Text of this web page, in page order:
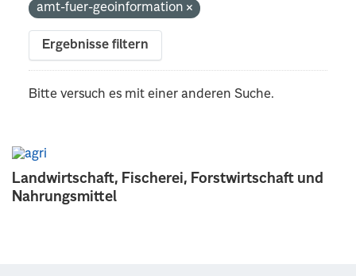
Landwirtschaft, Fischerei, Forstwirtschaft und
Nahrungsmittel
amt-fuer-geoinformation
Ergebnisse filtern
Bitte versuch es mit einer anderen Suche.